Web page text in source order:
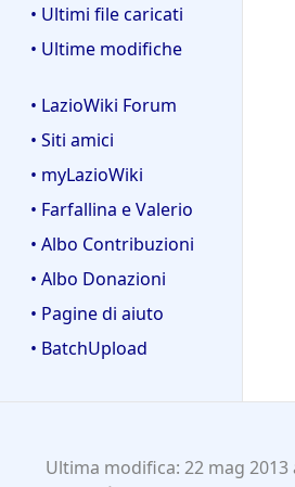
• Ultimi file caricati
• Ultime modifiche
• LazioWiki Forum
• Siti amici
• myLazioWiki
• Farfallina e Valerio
• Albo Contribuzioni
• Albo Donazioni
• Pagine di aiuto
• BatchUpload
Ultima modifica: 22 mag 2013